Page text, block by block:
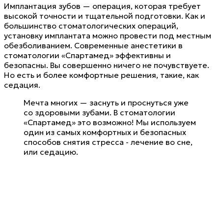
Имплантация зубов — операция, которая требует
высокой точности и тщательной подготовки. Как и
большинство стоматологических операций,
установку имплантата можно провести под местным
обезболиванием. Современные анестетики в
стоматологии «Спартамед» эффективны и
безопасны. Вы совершенно ничего не почувствуете.
Но есть и более комфортные решения, такие, как
седация.
Мечта многих — заснуть и проснуться уже
со здоровыми зубами. В стоматологии
«Спартамед» это возможно! Мы используем
один из самых комфортных и безопасных
способов снятия стресса - лечение во сне,
или седацию.